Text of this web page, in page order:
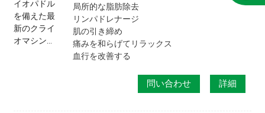
局所的な脂肪除去
リンパドレナージ
肌の引き締め
痛みを和らげてリラックス
血行を改善する
問い合わせ 詳細